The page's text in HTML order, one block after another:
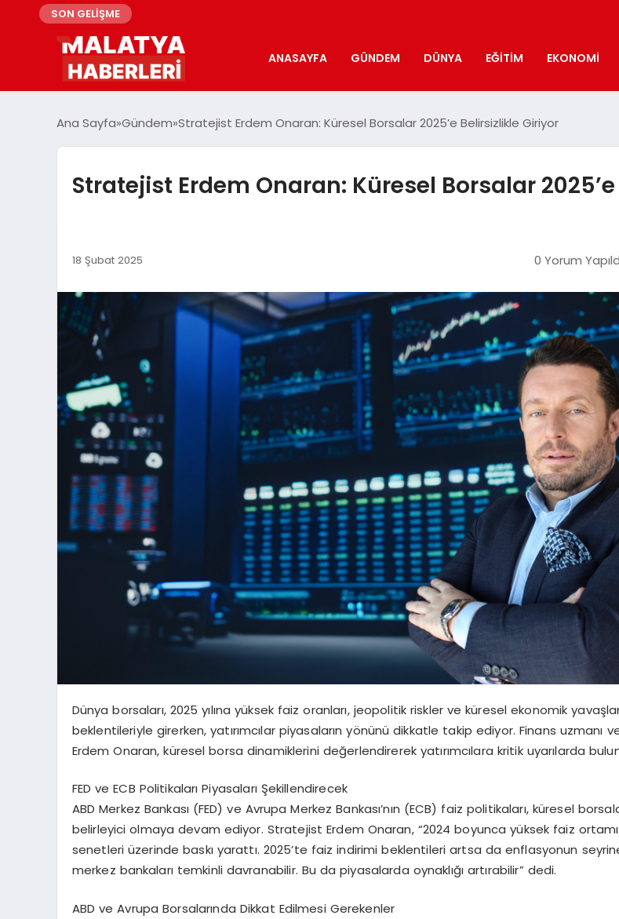
SON GELİŞME
ANASAYFA GÜNDEM DÜNYA EĞITIM EKONOMI
Ana Sayfa Gündem Stratejist Erdem Onaran: Küresel Borsalar 2025’e Belirsizlikle Giriyor
Stratejist Erdem Onaran: Küresel Borsalar
18 Şubat 2025 0 Yorum
Dünya borsaları, 2025 yılına yüksek faiz oranları, jeopolitik riskler ve küresel ekonomik
beklentileriyle girerken, yatırımcılar piyasaların yönünü dikkatle takip ediyor. Finans uzmanı
Erdem Onaran, küresel borsa dinamiklerini değerlendirerek yatırımcılara kritik uyarılarda
FED ve ECB Politikaları Piyasaları Şekillendirecek
ABD Merkez Bankası (FED) ve Avrupa Merkez Bankası’nın (ECB) faiz politikaları, küresel
belirleyici olmaya devam ediyor. Stratejist Erdem Onaran, “2024 boyunca yüksek faiz
senetleri üzerinde baskı yarattı. 2025’te faiz indirimi beklentileri artsa da enflasyonun
merkez bankaları temkinli davranabilir. Bu da piyasalarda oynaklığı artırabilir” dedi.
ABD ve Avrupa Borsalarında Dikkat Edilmesi Gerekenler